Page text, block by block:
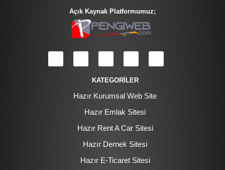
Açık Kaynak Platformumuz;
KATEGORİLER
Hazır Kurumsal Web Site
Hazır Emlak Sitesi
Hazır Rent A Car Sitesi
Hazır Dernek Sitesi
Hazır E-Ticaret Sitesi